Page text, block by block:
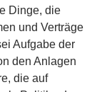
Dinge, die
und Verträge
Aufgabe der
den Anlagen
die auf